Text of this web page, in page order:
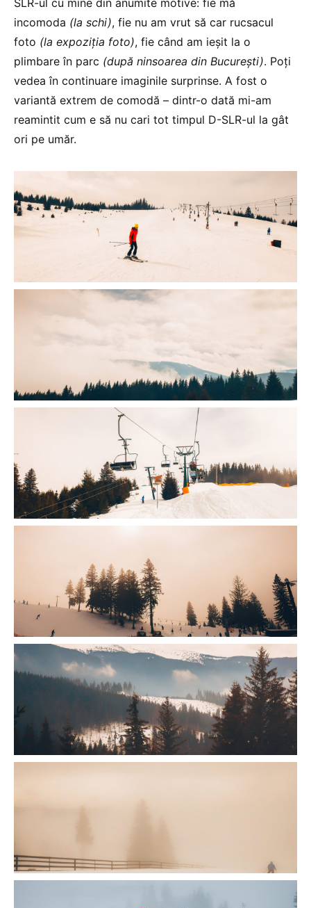
SLR-ul cu mine din anumite motive: fie mă
incomoda (la schi), fie nu am vrut să car rucsacul
foto (la expoziția foto), fie când am ieșit la o
plimbare în parc (după ninsoarea din București). Poți
vedea în continuare imaginile surprinse. A fost o
variantă extrem de comodă – dintr-o dată mi-am
reamintit cum e să nu cari tot timpul D-SLR-ul la gât
ori pe umăr.